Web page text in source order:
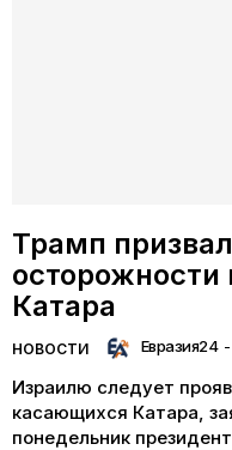
Трамп
Катара
НОВОСТИ Евразия24 -
Израилю следует
касающихся Катара,
понедельник